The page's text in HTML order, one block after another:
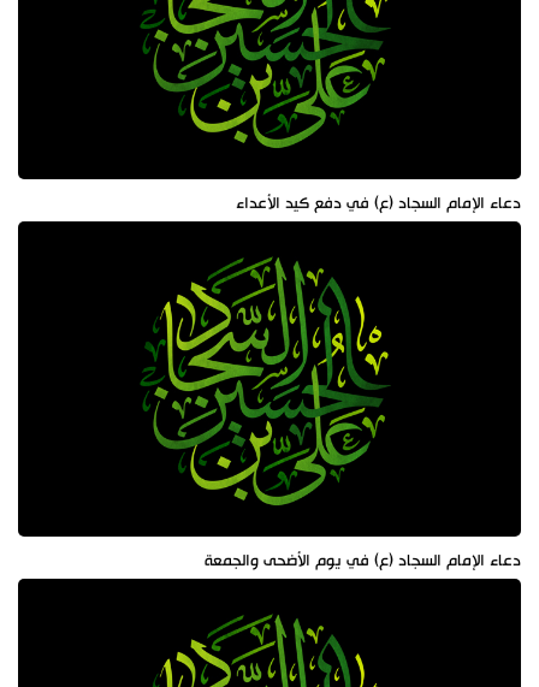
دعاء الإمام السجاد (ع) في دفع كيد الأعداء
دعاء الإمام السجاد (ع) في يوم الأضحى والجمعة